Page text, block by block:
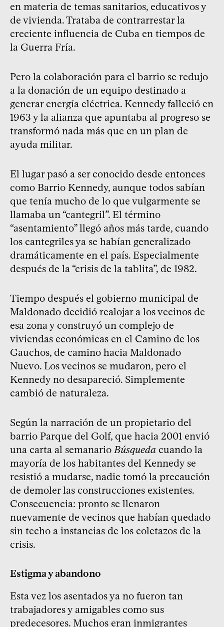
en materia de temas sanitarios, educativos y
de vivienda. Trataba de contrarrestar la
creciente influencia de Cuba en tiempos de
la Guerra Fría.
Pero la colaboración para el barrio se redujo
a la donación de un equipo destinado a
generar energía eléctrica. Kennedy falleció en
1963 y la alianza que apuntaba al progreso se
transformó nada más que en un plan de
ayuda militar.
El lugar pasó a ser conocido desde entonces
como Barrio Kennedy, aunque todos sabían
que tenía mucho de lo que vulgarmente se
llamaba un “cantegril”. El término
“asentamiento” llegó años más tarde, cuando
los cantegriles ya se habían generalizado
dramáticamente en el país. Especialmente
después de la “crisis de la tablita”, de 1982.
Tiempo después el gobierno municipal de
Maldonado decidió realojar a los vecinos de
esa zona y construyó un complejo de
viviendas económicas en el Camino de los
Gauchos, de camino hacia Maldonado
Nuevo. Los vecinos se mudaron, pero el
Kennedy no desapareció. Simplemente
cambió de naturaleza.
Según la narración de un propietario del
barrio Parque del Golf, que hacia 2001 envió
una carta al semanario Búsqueda cuando la
mayoría de los habitantes del Kennedy se
resistió a mudarse, nadie tomó la precaución
de demoler las construcciones existentes.
Consecuencia: pronto se llenaron
nuevamente de vecinos que habían quedado
sin techo a instancias de los coletazos de la
crisis.
Estigma y abandono
Esta vez los asentados ya no fueron tan
trabajadores y amigables como sus
predecesores. Muchos eran inmigrantes